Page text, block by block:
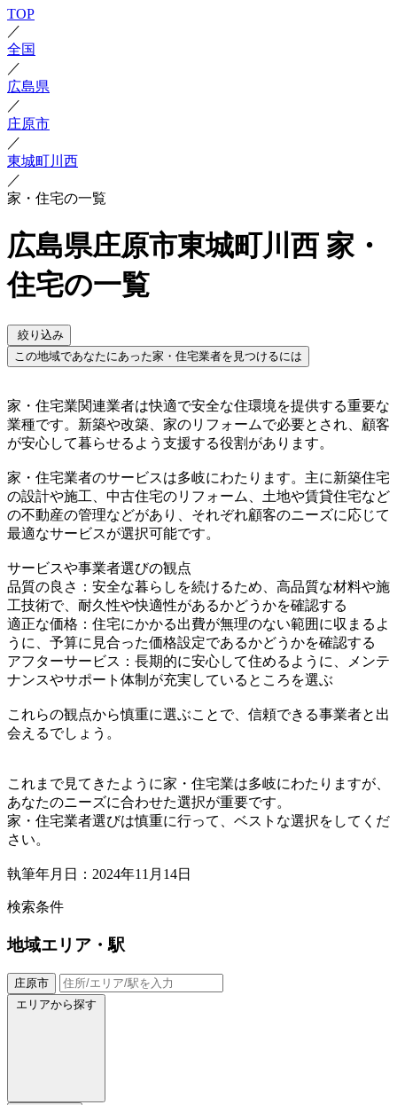
TOP
／
全国
／
広島県
／
庄原市
／
東城町川西
／
家・住宅の一覧
広島県庄原市東城町川西 家・
住宅の一覧
絞り込み
この地域であなたにあった家・住宅業者を見つけるには
家・住宅業関連業者は快適で安全な住環境を提供する重要な
業種です。新築や改築、家のリフォームで必要とされ、顧客
が安心して暮らせるよう支援する役割があります。
家・住宅業者のサービスは多岐にわたります。主に新築住宅
の設計や施工、中古住宅のリフォーム、土地や賃貸住宅など
の不動産の管理などがあり、それぞれ顧客のニーズに応じて
最適なサービスが選択可能です。
サービスや事業者選びの観点
品質の良さ：安全な暮らしを続けるため、高品質な材料や施
工技術で、耐久性や快適性があるかどうかを確認する
適正な価格：住宅にかかる出費が無理のない範囲に収まるよ
うに、予算に見合った価格設定であるかどうかを確認する
アフターサービス：長期的に安心して住めるように、メンテ
ナンスやサポート体制が充実しているところを選ぶ
これらの観点から慎重に選ぶことで、信頼できる事業者と出
会えるでしょう。
これまで見てきたように家・住宅業は多岐にわたりますが、
あなたのニーズに合わせた選択が重要です。
家・住宅業者選びは慎重に行って、ベストな選択をしてくだ
さい。
執筆年月日：2024年11月14日
検索条件
地域エリア・駅
庄原市
エリアから探す